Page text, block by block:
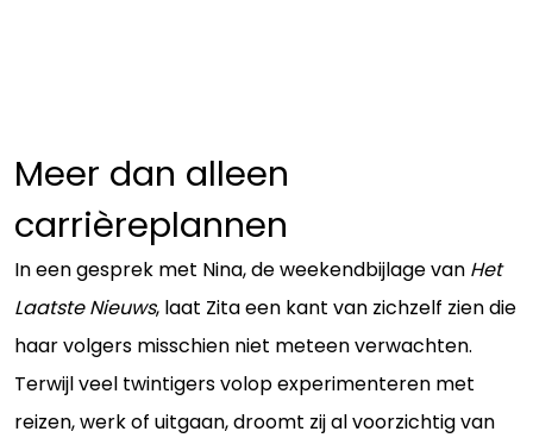
Meer dan alleen
carrièreplannen
In een gesprek met Nina, de weekendbijlage van Het
Laatste Nieuws, laat Zita een kant van zichzelf zien die
haar volgers misschien niet meteen verwachten.
Terwijl veel twintigers volop experimenteren met
reizen, werk of uitgaan, droomt zij al voorzichtig van